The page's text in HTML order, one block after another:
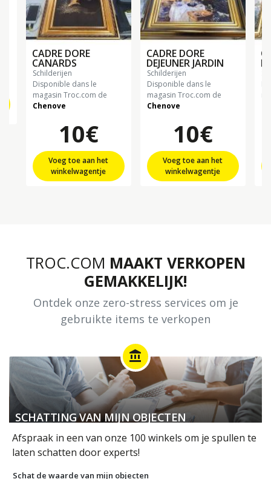
CADRE DORE
CANARDS
schilderijen
Disponible dans le
magasin Troc.com de
Chenove
10€
Voeg toe aan het
winkelwagentje
CADRE DORE
DEJEUNER JARDIN
schilderijen
Disponible dans le
magasin Troc.com de
Chenove
10€
Voeg toe aan het
winkelwagentje
TROC.COM MAAKT VERKOPEN
GEMAKKELIJK!
Ontdek onze zero-stress services om je
gebruikte items te verkopen
account_balance
SCHATTING VAN MIJN OBJECTEN
Afspraak in een van onze 100 winkels om je spullen te
laten schatten door experts!
Schat de waarde van mijn objecten